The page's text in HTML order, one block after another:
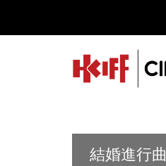
結婚進行曲